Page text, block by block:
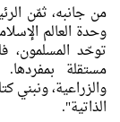
من جانبه، ثمّن
وحدة العالم
توحّد المسلمون،
مستقلة
والزراعية، ونبني
الذاتية".